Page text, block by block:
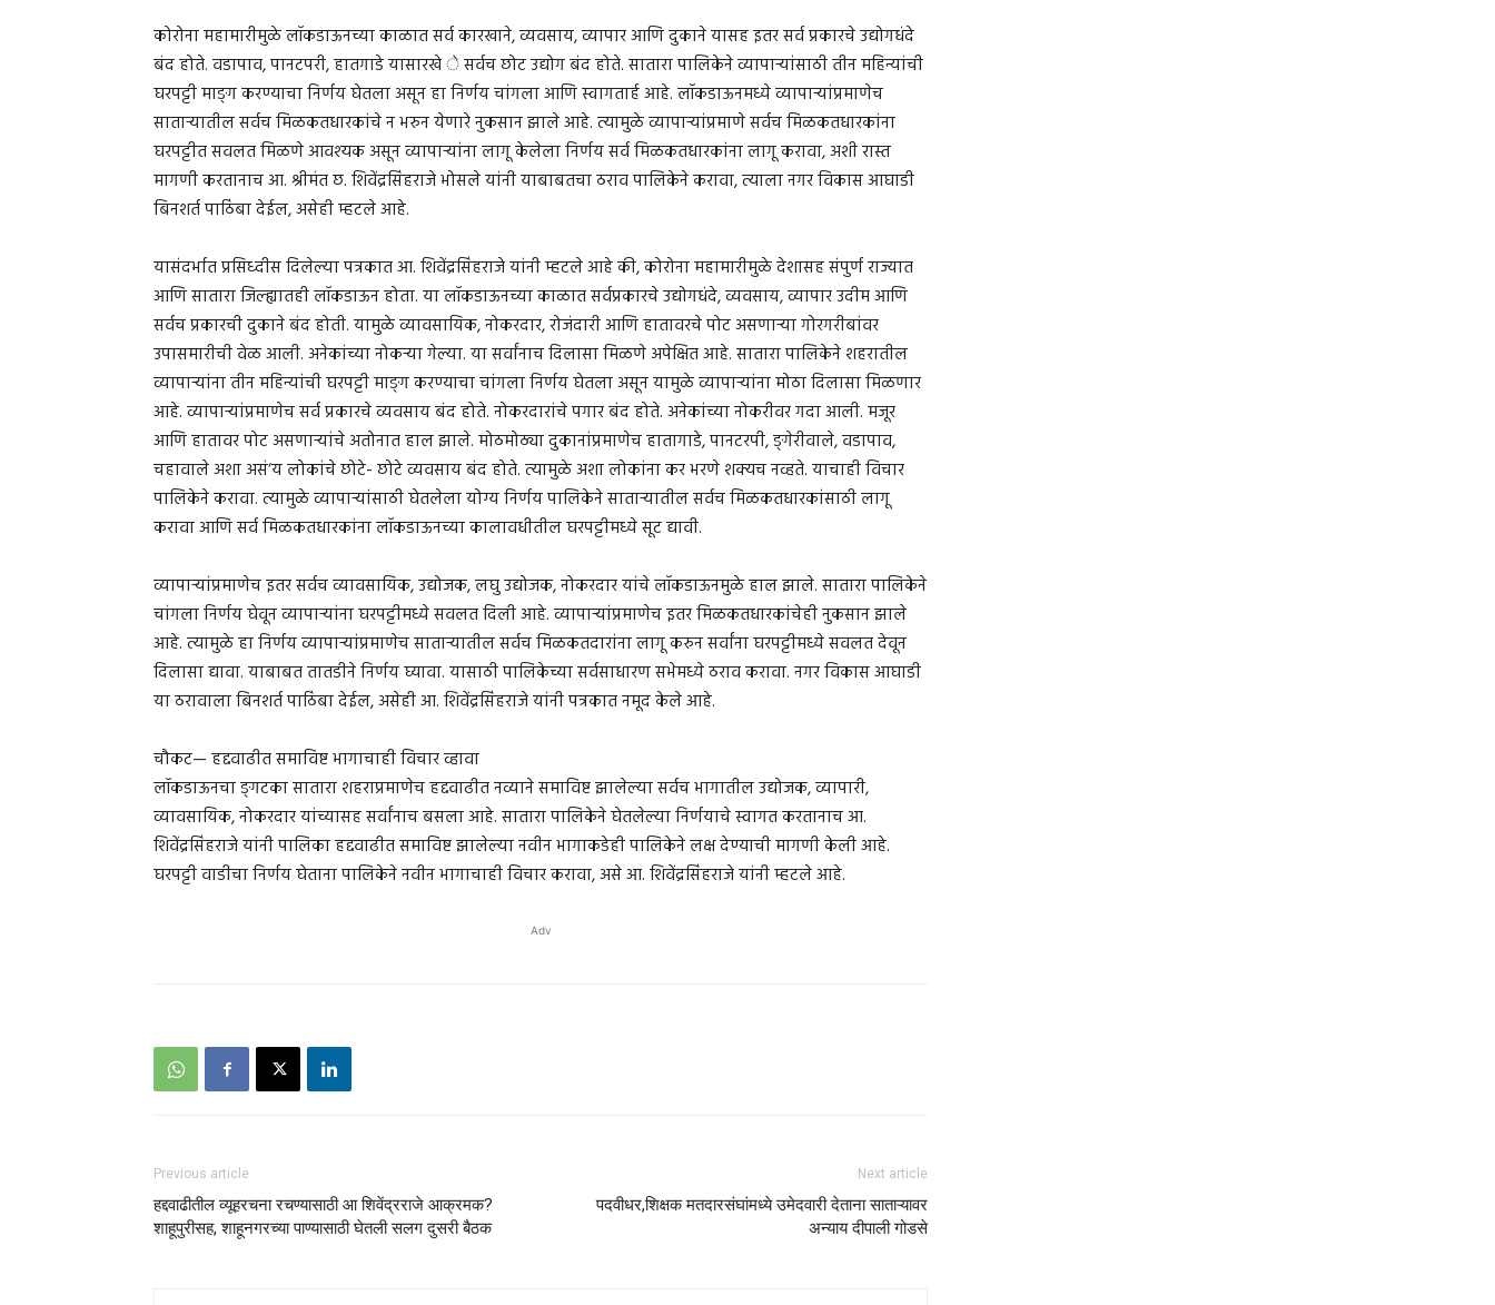
कोरोना महामारीमुळे लॉकडाऊनच्या काळात सर्व कारखाने, व्यवसाय, व्यापार आणि दुकाने यासह इतर सर्व प्रकारचे उद्योगधंदे
बंद होते. वडापाव, पानटपरी, हातगाडे यासारखे े सर्वच छोट उद्योग बंद होते. सातारा पालिकेने व्यापार्‍यांसाठी तीन महिन्यांची
घरपट्टी माङ्ग करण्याचा निर्णय घेतला असून हा निर्णय चांगला आणि स्वागतार्ह आहे. लॉकडाऊनमध्ये व्यापार्‍यांप्रमाणेच
सातार्‍यातील सर्वच मिळकतधारकांचे न भरुन येणारे नुकसान झाले आहे. त्यामुळे व्यापार्‍यांप्रमाणे सर्वच मिळकतधारकांना
घरपट्टीत सवलत मिळणे आवश्यक असून व्यापार्‍यांना लागू केलेला निर्णय सर्व मिळकतधारकांना लागू करावा, अशी रास्त
मागणी करतानाच आ. श्रीमंत छ. शिवेंद्रसिंहराजे भोसले यांनी याबाबतचा ठराव पालिकेने करावा, त्याला नगर विकास आघाडी
बिनशर्त पाठिंबा देईल, असेही म्हटले आहे.
यासंदर्भात प्रसिध्दीस दिलेल्या पत्रकात आ. शिवेंद्रसिंहराजे यांनी म्हटले आहे की, कोरोना महामारीमुळे देशासह संपुर्ण राज्यात
आणि सातारा जिल्ह्यातही लॉकडाऊन होता. या लॉकडाऊनच्या काळात सर्वप्रकारचे उद्योगधंदे, व्यवसाय, व्यापार उदीम आणि
सर्वच प्रकारची दुकाने बंद होती. यामुळे व्यावसायिक, नोकरदार, रोजंदारी आणि हातावरचे पोट असणार्‍या गोरगरीबांवर
उपासमारीची वेळ आली. अनेकांच्या नोकर्‍या गेल्या. या सर्वांनाच दिलासा मिळणे अपेक्षित आहे. सातारा पालिकेने शहरातील
व्यापार्‍यांना तीन महिन्यांची घरपट्टी माङ्ग करण्याचा चांगला निर्णय घेतला असून यामुळे व्यापार्‍यांना मोठा दिलासा मिळणार
आहे. व्यापार्‍यांप्रमाणेच सर्व प्रकारचे व्यवसाय बंद होते. नोकरदारांचे पगार बंद होते. अनेकांच्या नोकरीवर गदा आली. मजूर
आणि हातावर पोट असणार्‍यांचे अतोनात हाल झाले. मोठमोठ्या दुकानांप्रमाणेच हातागाडे, पानटरपी, ङ्गेरीवाले, वडापाव,
चहावाले अशा असं‘य लोकांचे छोटे- छोटे व्यवसाय बंद होते. त्यामुळे अशा लोकांना कर भरणे शक्यच नव्हते. याचाही विचार
पालिकेने करावा. त्यामुळे व्यापार्‍यांसाठी घेतलेला योग्य निर्णय पालिकेने सातार्‍यातील सर्वच मिळकतधारकांसाठी लागू
करावा आणि सर्व मिळकतधारकांना लॉकडाऊनच्या कालावधीतील घरपट्टीमध्ये सूट द्यावी.
व्यापार्‍यांप्रमाणेच इतर सर्वच व्यावसायिक, उद्योजक, लघु उद्योजक, नोकरदार यांचे लॉकडाऊनमुळे हाल झाले. सातारा पालिकेने
चांगला निर्णय घेवून व्यापार्‍यांना घरपट्टीमध्ये सवलत दिली आहे. व्यापार्‍यांप्रमाणेच इतर मिळकतधारकांचेही नुकसान झाले
आहे. त्यामुळे हा निर्णय व्यापार्‍यांप्रमाणेच सातार्‍यातील सर्वच मिळकतदारांना लागू करुन सर्वांना घरपट्टीमध्ये सवलत देवून
दिलासा द्यावा. याबाबत तातडीने निर्णय घ्यावा. यासाठी पालिकेच्या सर्वसाधारण सभेमध्ये ठराव करावा. नगर विकास आघाडी
या ठरावाला बिनशर्त पाठिंबा देईल, असेही आ. शिवेंद्रसिंहराजे यांनी पत्रकात नमूद केले आहे.
चौकट— हद्दवाढीत समाविष्ट भागाचाही विचार व्हावा
लॉकडाऊनचा ङ्गटका सातारा शहराप्रमाणेच हद्दवाढीत नव्याने समाविष्ट झालेल्या सर्वच भागातील उद्योजक, व्यापारी,
व्यावसायिक, नोकरदार यांच्यासह सर्वांनाच बसला आहे. सातारा पालिकेने घेतलेल्या निर्णयाचे स्वागत करतानाच आ.
शिवेंद्रसिंहराजे यांनी पालिका हद्दवाढीत समाविष्ट झालेल्या नवीन भागाकडेही पालिकेने लक्ष देण्याची मागणी केली आहे.
घरपट्टी वाडीचा निर्णय घेताना पालिकेने नवीन भागाचाही विचार करावा, असे आ. शिवेंद्रसिंहराजे यांनी म्हटले आहे.
Adv
Previous article
हद्दवाढीतील व्यूहरचना रचण्यासाठी आ शिवेंद्रराजे आक्रमक?
शाहूपुरीसह, शाहूनगरच्या पाण्यासाठी घेतली सलग दुसरी बैठक
Next article
पदवीधर,शिक्षक मतदारसंघांमध्ये उमेदवारी देताना साताऱ्यावर
अन्याय दीपाली गोडसे